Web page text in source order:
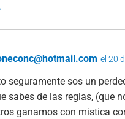
el 20
seguramente sos un
sabes de las reglas, (que
ganamos con mistica